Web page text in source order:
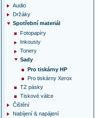
Audio
Držáky
Spotřební materiál
Fotopapíry
Inkousty
Tonery
Sady
Pro tiskárny HP
Pro tiskárny Xerox
TZ pásky
Tiskové válce
Čištění
Nabíjení & napájení